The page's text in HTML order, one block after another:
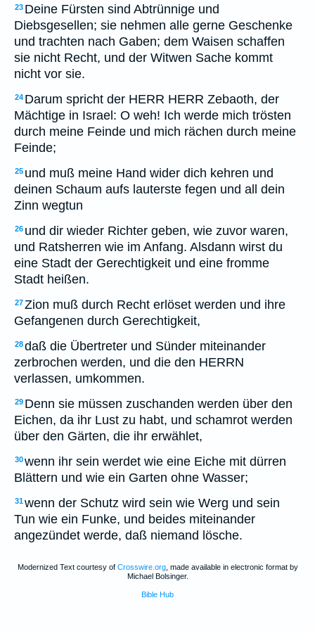
23 Deine Fürsten sind Abtrünnige und
Diebsgesellen; sie nehmen alle gerne Geschenke
und trachten nach Gaben; dem Waisen schaffen
sie nicht Recht, und der Witwen Sache kommt
nicht vor sie.
24 Darum spricht der HERR HERR Zebaoth, der
Mächtige in Israel: O weh! Ich werde mich trösten
durch meine Feinde und mich rächen durch meine
Feinde;
25 und muß meine Hand wider dich kehren und
deinen Schaum aufs lauterste fegen und all dein
Zinn wegtun
26 und dir wieder Richter geben, wie zuvor waren,
und Ratsherren wie im Anfang. Alsdann wirst du
eine Stadt der Gerechtigkeit und eine fromme
Stadt heißen.
27Zion muß durch Recht erlöset werden und ihre
Gefangenen durch Gerechtigkeit,
28daß die Übertreter und Sünder miteinander
zerbrochen werden, und die den HERRN
verlassen, umkommen.
29 Denn sie müssen zuschanden werden über den
Eichen, da ihr Lust zu habt, und schamrot werden
über den Gärten, die ihr erwählet,
30wenn ihr sein werdet wie eine Eiche mit dürren
Blättern und wie ein Garten ohne Wasser;
31wenn der Schutz wird sein wie Werg und sein
Tun wie ein Funke, und beides miteinander
angezündet werde, daß niemand lösche.
Modernized Text courtesy of Crosswire.org, made available in electronic format by
Michael Bolsinger.
Bible Hub